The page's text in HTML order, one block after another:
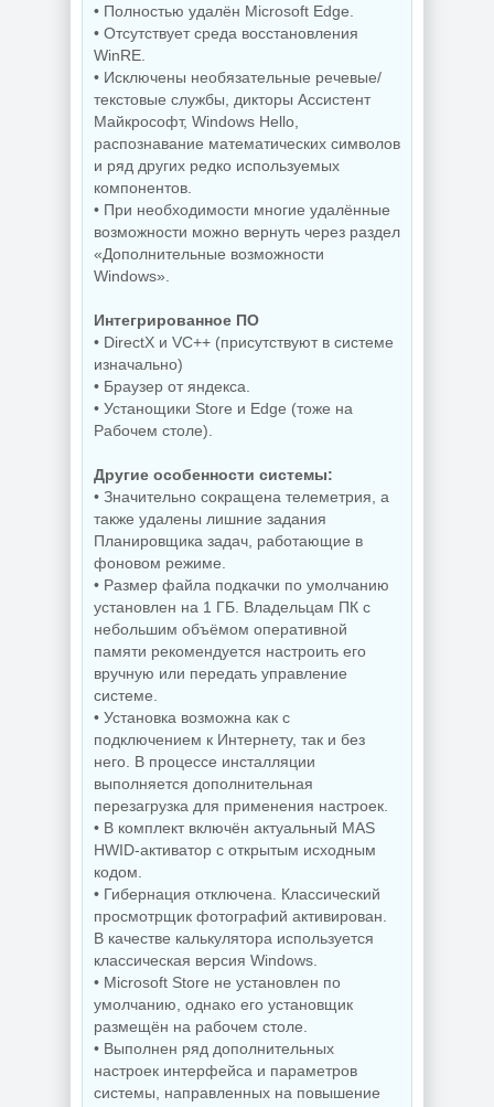
Build 26200.8655
by Sergei Strelec
Windows 10 LTSC
2019 x64 WPI by
AG 07.2026
26H1 Build
28000.2525 by
Revision
NEW
KpoJIuK
NEW
Создание
электронных
схем KiCad 10.0.5
NEW
Видеоплеер для
4.2.3.37 Plus
Графический
редактор Adobe
16.0.5.19 by 7997
NEW
Мониторинг
компьютера
1.65.1 + Portable
NEW
Интернет
загрузчик Internet
Download Manager
6.43 Build 7 by
KpoJIuK
NEW
Увеличение фото
Topaz Gigapixel
1.3.2 by KpoJIuK
NEW
• Полностью удалён Microsoft Edge.
• Отсутствует среда восстановления
WinRE.
• Исключены необязательные речевые/
текстовые службы, дикторы Ассистент
Майкрософт, Windows Hello,
распознавание математических символов
и ряд других редко используемых
компонентов.
• При необходимости многие удалённые
возможности можно вернуть через раздел
«Дополнительные возможности
Windows».
Интегрированное ПО
• DirectX и VC++ (присутствуют в системе
изначально)
• Браузер от яндекса.
• Устанощики Store и Edge (тоже на
Рабочем столе).
Другие особенности системы:
• Значительно сокращена телеметрия, а
также удалены лишние задания
Планировщика задач, работающие в
фоновом режиме.
• Размер файла подкачки по умолчанию
установлен на 1 ГБ. Владельцам ПК с
небольшим объёмом оперативной
памяти рекомендуется настроить его
вручную или передать управление
системе.
• Установка возможна как с
подключением к Интернету, так и без
него. В процессе инсталляции
выполняется дополнительная
перезагрузка для применения настроек.
• В комплект включён актуальный MAS
HWID-активатор с открытым исходным
кодом.
• Гибернация отключена. Классический
просмотрщик фотографий активирован.
В качестве калькулятора используется
классическая версия Windows.
• Microsoft Store не установлен по
умолчанию, однако его установщик
размещён на рабочем столе.
• Выполнен ряд дополнительных
настроек интерфейса и параметров
системы, направленных на повышение